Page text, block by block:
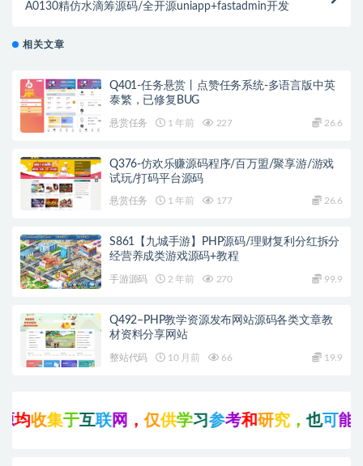
A0130精仿水滴筹源码/全开源uniapp+fastadmin开发
相关文章
Q401-任务悬赏丨点赞任务系统-多语言版中英
泰繁，已修复BUG
悬赏任务 1 年前 227 26.6
Q376-仿欢乐赚源码程序/百万盟/聚享游/游戏
试玩/打码平台源码
悬赏任务 1 年前 177 26.6
S861【九城手游】PHP源码/理财复利分红拆分
经营养成类游戏源码+教程
手游源码 2 年前 270 99.9
Q492–PHP教学资源发布网站源码各类文章教
材资料分享网站
整站代码 10 月前 66 19.9
收集于互联 网， 仅 供学习参考和研究，也 可能 存